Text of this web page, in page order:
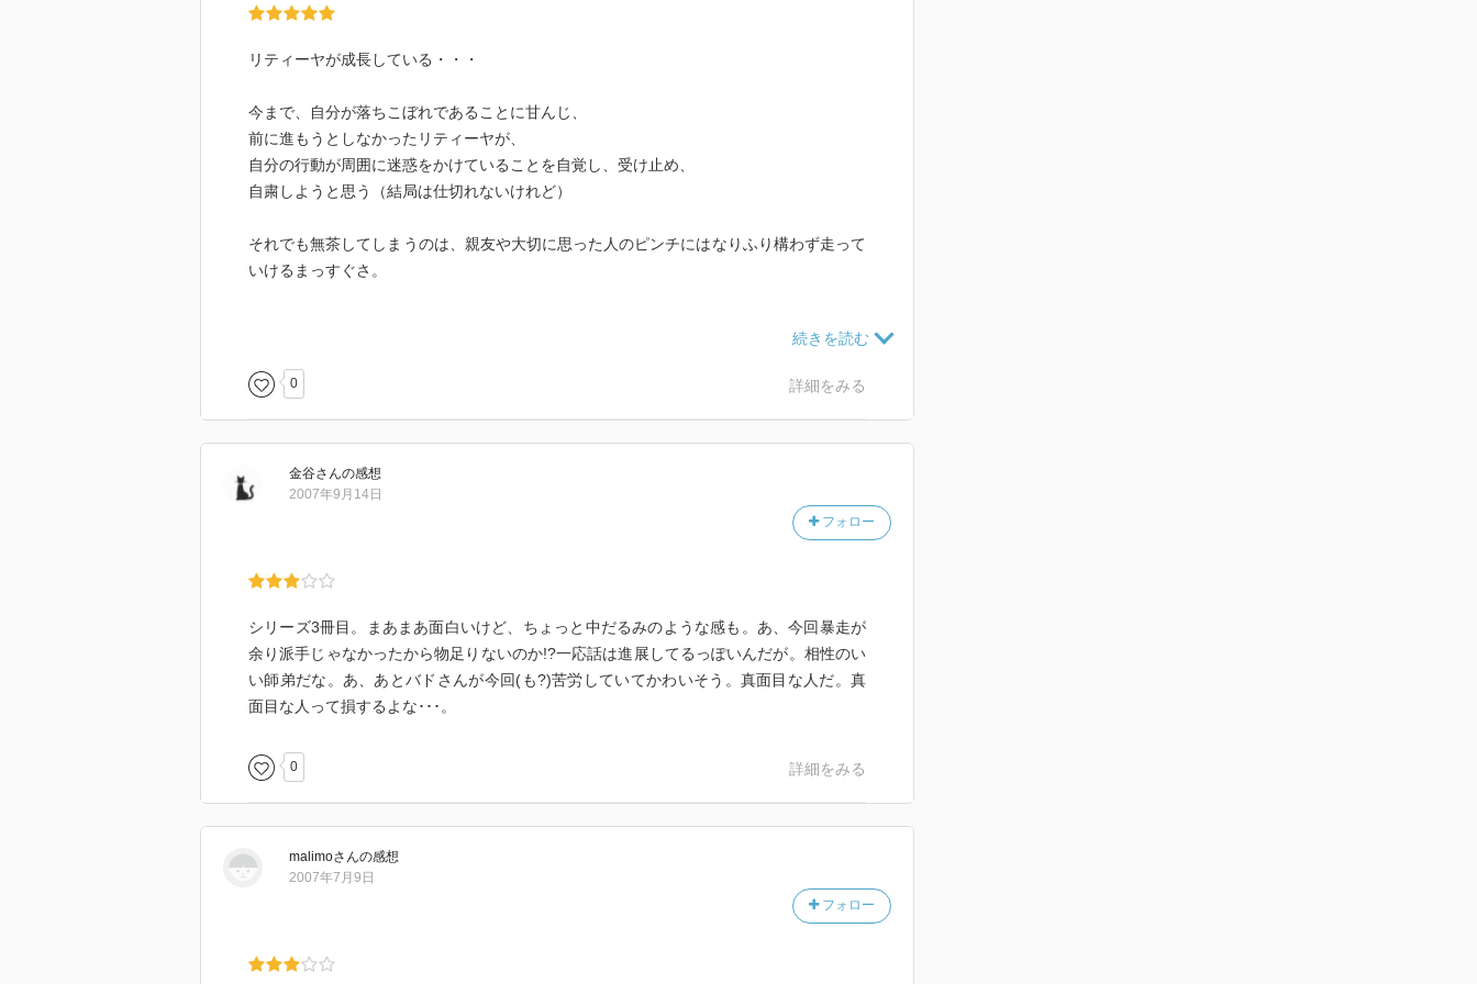
リティーヤが成長している・・・
今まで、自分が落ちこぼれであることに甘んじ、
前に進もうとしなかったリティーヤが、
自分の行動が周囲に迷惑をかけていることを自覚し、受け止め、
自粛しようと思う（結局は仕切れないけれど）
それでも無茶してしまうのは、親友や大切に思った人のピンチにはなりふり構わず走って
いけるまっすぐさ。
今後どうかわっていくのかがまた楽しみになった。
うまい感じににおわせている作者さんの手腕がニクイ。
そんでもって
どーしたいのよ！
あまのじゃく〜〜〜
0 詳細をみる
金谷さんの感想
フォロー
2007年9月14日
シリーズ3冊目。まあまあ面白いけど、ちょっと中だるみのような感も。あ、今回暴走が
余り派手じゃなかったから物足りないのか!?一応話は進展してるっぽいんだが。相性のい
い師弟だな。あ、あとバドさんが今回(も?)苦労していてかわいそう。真面目な人だ。真
面目な人って損するよな･･･。
0 詳細をみる
malimoさんの感想
フォロー
2007年7月9日